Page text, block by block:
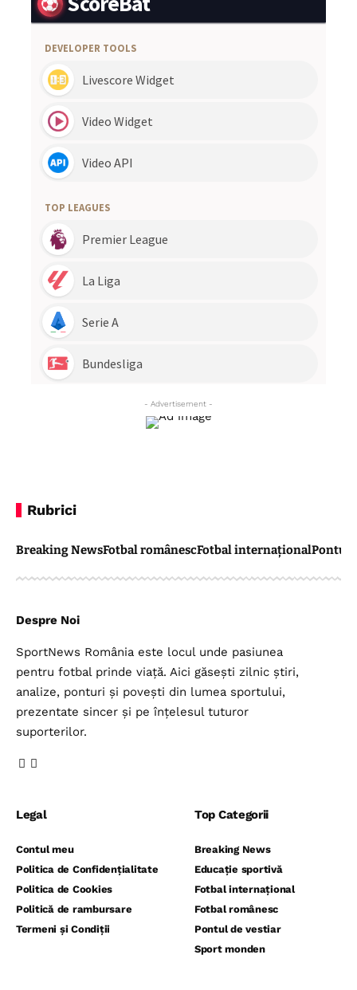
- Advertisement -
Rubrici
Breaking NewsFotbal românescFotbal internaționalPontul
Despre Noi
SportNews România este locul unde pasiunea
pentru fotbal prinde viață. Aici găsești zilnic știri,
analize, ponturi și povești din lumea sportului,
prezentate sincer și pe înțelesul tuturor
suporterilor.
Legal
Contul meu
Politica de Confidențialitate
Politica de Cookies
Politică de rambursare
Termeni și Condiții
Top Categorii
Breaking News
Educație sportivă
Fotbal internațional
Fotbal românesc
Pontul de vestiar
Sport monden